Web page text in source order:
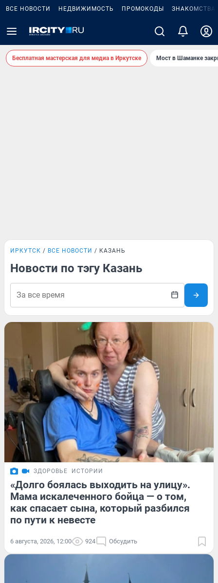
ВСЕ НОВОСТИ НЕДВИЖИМОСТЬ ПРОМОКОДЫ ЗНАКОМСТВА
Бесплатная мастерская для медиа в Иркутске Мост в Шаманке
ИРКУТСК ВСЕ НОВОСТИ КАЗАНЬ
Новости по тэгу Казань
ЗДОРОВЬЕ ИСТОРИИ
«Долго боялась выходить на улицу».
Мама искалеченного бойца — о том,
как спасает сына, который разбился
по пути к невесте
6 августа, 2026, 12:00 924 Обсудить